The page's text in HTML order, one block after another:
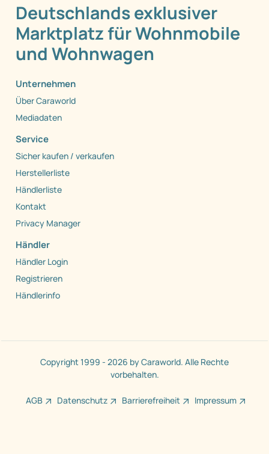
Deutschlands exklusiver
Marktplatz für Wohnmobile
und Wohnwagen
Unternehmen
Über Caraworld
Mediadaten
Service
Sicher kaufen / verkaufen
Herstellerliste
Händlerliste
Kontakt
Privacy Manager
Händler
Händler Login
Registrieren
Händlerinfo
Copyright 1999 - 2026 by Caraworld. Alle Rechte
vorbehalten.
AGB Datenschutz Barrierefreiheit Impressum